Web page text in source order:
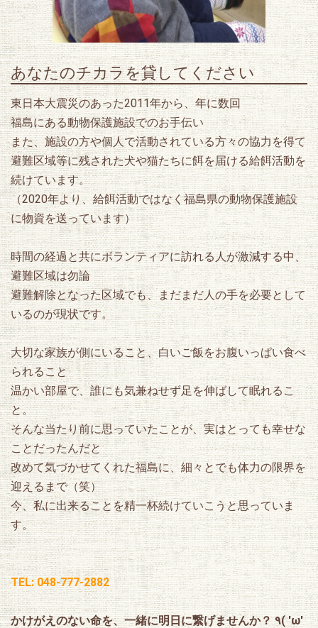
あなたのチカラを貸してください
東日本大震災のあった2011年から、年に数回
福島にある動物保護施設でのお手伝い
また、施設の方や個人で活動されている方々の協力を得て
避難区域等に残された犬や猫たちに餌を届ける給餌活動を
続けています。
（2020年より、給餌活動ではなく福島県の動物保護施設
に物資を送っています）
時間の経過と共にボランティアに訪れる人が激減する中、
避難区域は勿論
避難解除となった区域でも、まだまだ人の手を必要として
いるのが現状です。
大切な家族が側にいること、白いご飯をお腹いっぱい食べ
られること
温かい部屋で、誰にも気兼ねせず足を伸ばして眠れるこ
と。
そんな当たり前に思っていたことが、実はとっても幸せな
ことだったんだと
改めて気づかせてくれた福島に、細々とでも体力の限界を
迎えるまで（笑）
今、私に出来ることを精一杯続けていこうと思っていま
す。
TEL: 048-777-2882
かけがえのない命を、一緒に明日に繋げませんか？ ٩( 'ω'